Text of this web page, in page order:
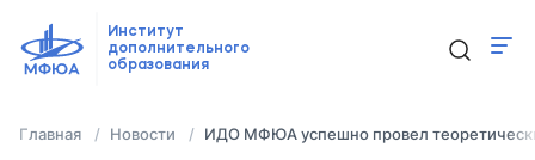
Институт
дополнительного
образования
Программы
Главная Новости ИДО МФЮА успешно провел